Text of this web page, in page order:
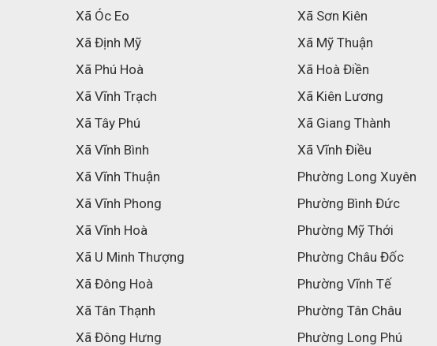
Xã Óc Eo
Xã Định Mỹ
Xã Phú Hoà
Xã Vĩnh Trạch
Xã Tây Phú
Xã Vĩnh Bình
Xã Vĩnh Thuận
Xã Vĩnh Phong
Xã Vĩnh Hoà
Xã U Minh Thượng
Xã Đông Hoà
Xã Tân Thạnh
Xã Đông Hưng
Xã Sơn Kiên
Xã Mỹ Thuận
Xã Hoà Điền
Xã Kiên Lương
Xã Giang Thành
Xã Vĩnh Điều
Phường Long Xuyên
Phường Bình Đức
Phường Mỹ Thới
Phường Châu Đốc
Phường Vĩnh Tế
Phường Tân Châu
Phường Long Phú